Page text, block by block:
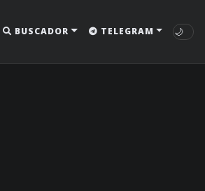
BUSCADOR TELEGRAM 🌙